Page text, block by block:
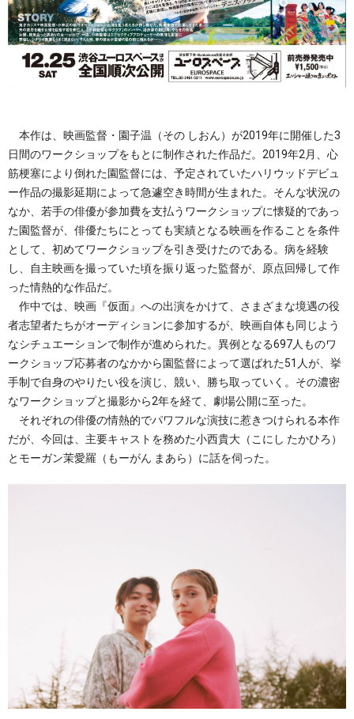
本作は、映画監督・園子温（その しおん）が2019年に開催した3
日間のワークショップをもとに制作された作品だ。2019年2月、心
筋梗塞により倒れた園監督には、予定されていたハリウッドデビュ
ー作品の撮影延期によって急遽空き時間が生まれた。そんな状況の
なか、若手の俳優が参加費を支払うワークショップに懐疑的であっ
た園監督が、俳優たちにとっても実績となる映画を作ることを条件
として、初めてワークショップを引き受けたのである。病を経験
し、自主映画を撮っていた頃を振り返った監督が、原点回帰して作
った情熱的な作品だ。
作中では、映画『仮面』への出演をかけて、さまざまな境遇の役
者志望者たちがオーディションに参加するが、映画自体も同じよう
なシチュエーションで制作が進められた。異例となる697人ものワ
ークショップ応募者のなかから園監督によって選ばれた51人が、挙
手制で自身のやりたい役を演じ、競い、勝ち取っていく。その濃密
なワークショップと撮影から2年を経て、劇場公開に至った。
それぞれの俳優の情熱的でパワフルな演技に惹きつけられる本作
だが、今回は、主要キャストを務めた小西貴大（こにし たかひろ）
とモーガン茉愛羅（もーがん まあら）に話を伺った。